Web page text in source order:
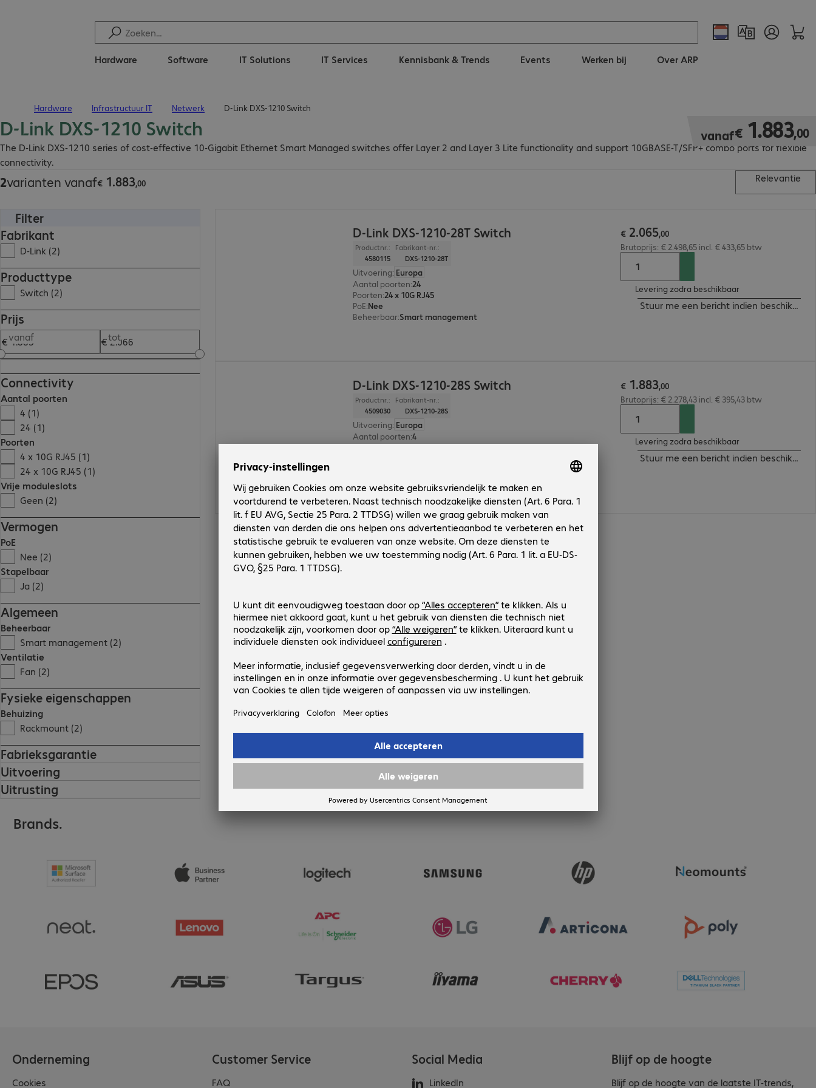
Hardware Software IT Solutions IT Services Kennisbank & Trends Events Werken bij Over ARP
Hardware Infrastructuur IT Netwerk D-Link DXS-1210 Switch
D-Link DXS-1210 Switch
The D-Link DXS-1210 series of cost-effective 10-Gigabit Ethernet Smart Managed switches offer Layer 2 and Layer 3 Lite functionality and support 10GBASE-T/SFP+ combo ports for flexible
connectivity.
vanaf€ 1.883,00
€ 1.883,00
2varianten vanaf€ 1.883,00
€ 1.883,00
Relevantie
Filter
Fabrikant
D-Link (2)
Producttype
Switch (2)
Prijs
vanaf tot
Connectivity
Aantal poorten
4 (1)
24 (1)
Poorten
4 x 10G RJ45 (1)
24 x 10G RJ45 (1)
Vrije moduleslots
Geen (2)
Vermogen
PoE
Nee (2)
Stapelbaar
Ja (2)
Algemeen
Beheerbaar
Smart management (2)
Ventilatie
Fan (2)
Fysieke eigenschappen
Behuizing
Rackmount (2)
Fabrieksgarantie
Uitvoering
Uitrusting
D-Link DXS-1210-28T Switch
Productnr.:
4580115
Fabrikant-nr.:
DXS-1210-28T
Uitvoering: Europa
Aantal poorten:24
Poorten:24 x 10G RJ45
PoE:Nee
Beheerbaar:Smart management
€ 2.065,00
Brutoprijs: € 2.498,65 incl. € 433,65 btw
Levering zodra beschikbaar
Stuur me een bericht indien beschikbaar
D-Link DXS-1210-28S Switch
Productnr.:
4509030
Fabrikant-nr.:
DXS-1210-28S
Uitvoering: Europa
Aantal poorten:4
Poorten:4 x 10G RJ45
€ 1.883,00
Brutoprijs: € 2.278,43 incl. € 395,43 btw
Levering zodra beschikbaar
Stuur me een bericht indien beschikbaar
2 van 2 resultaten
Toon meer
Brands.
Onderneming
Cookies
Customer Service
FAQ
Social Media
LinkedIn
Blijf op de hoogte
Blijf op de hoogte van de laatste IT-trends,